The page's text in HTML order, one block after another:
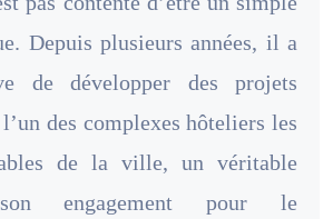
Depuis plusieurs années, il a
de développer des projets
des complexes hôteliers les
de la ville, un véritable
engagement pour le